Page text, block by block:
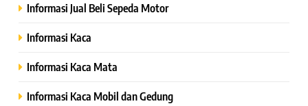
Informasi Jual Beli Sepeda Motor
Informasi Kaca
Informasi Kaca Mata
Informasi Kaca Mobil dan Gedung